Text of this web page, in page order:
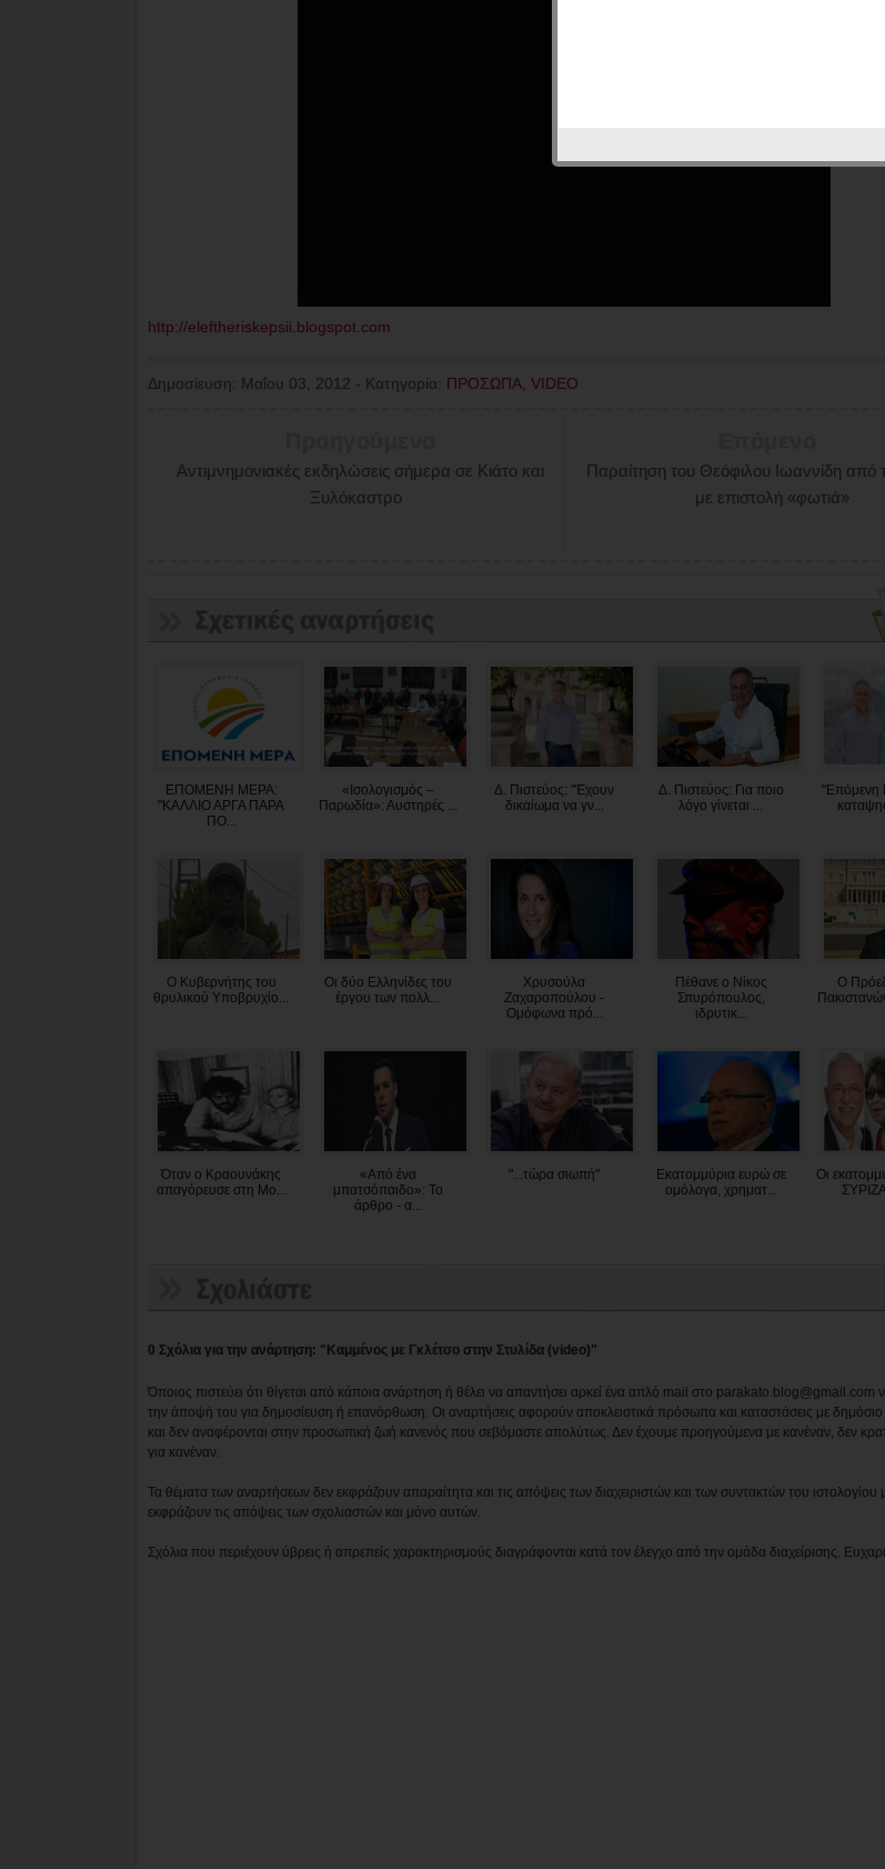
http://eleftheriskepsii.blogspot.com
Δημοσίευση: Μαΐου 03, 2012 - Κατηγορία: ΠΡΟΣΩΠΑ VIDEO
Παραίτηση του Θεόφιλου Ιωαννίδη
με επιστολή «φωτιά»
Αντιμνημονιακές εκδηλώσεις σήμερα σε Κιάτο και
Ξυλόκαστρο
ΕΠΟΜΕΝΗ ΜΕΡΑ:
"ΚΑΛΛΙΟ ΑΡΓΑ ΠΑΡΑ
ΠΟ...
«Ισολογισμός –
Παρωδία»: Αυστηρές ...
Δ. Πιστεύος: "Έχουν
δικαίωμα να γν...
Δ. Πιστεύος: Για ποιο
λόγο γίνεται ...
"Επόμενη
Ο Κυβερνήτης του
θρυλικού Υποβρυχίο...
Oι δύο Ελληνίδες του
έργου των πολλ...
Χρυσούλα
Ζαχαροπούλου -
Ομόφωνα πρό...
Πέθανε ο Νίκος
Σπυρόπουλος,
ιδρυτικ...
Ο
Όταν ο Κραουνάκης
απαγόρευσε στη Μο...
«Από ένα
μπατσόπαιδο»: To
άρθρο - α...
"...τώρα σιωπή"
Εκατομμύρια ευρώ σε
ομόλογα, χρηματ...
Οι
0 Σχόλια για την ανάρτηση: "Καμμένος με Γκλέτσο στην Στυλίδα (video)"
Όποιος πιστεύει ότι θίγεται από κάποια ανάρτηση ή θέλει να απαντήσει αρκεί ένα απλό mail στο parakato.blog@gmail.com
την άποψή του για δημοσίευση ή επανόρθωση. Οι αναρτήσεις αφορούν αποκλειστικά πρόσωπα και καταστάσεις με
και δεν αναφέρονται στην προσωπική ζωή κανενός που σεβόμαστε απολύτως. Δεν έχουμε προηγούμενα με κανέναν, δεν
για κανέναν.
Τα θέματα των αναρτήσεων δεν εκφράζουν απαραίτητα και τις απόψεις των διαχειριστών και των συντακτών του ιστολογίου
εκφράζουν τις απόψεις των σχολιαστών και μόνο αυτών.
Σχόλια που περιέχουν ύβρεις ή απρεπείς χαρακτηρισμούς διαγράφονται κατά τον έλεγχο από την ομάδα διαχείρισης.